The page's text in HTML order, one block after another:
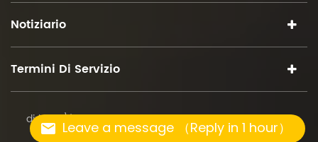
Leave a message （Reply in 1 hour）
Notiziario
Termini Di Servizio
diritto d\'autore © 2026 iSuoChem.tutti i diritti riservati.